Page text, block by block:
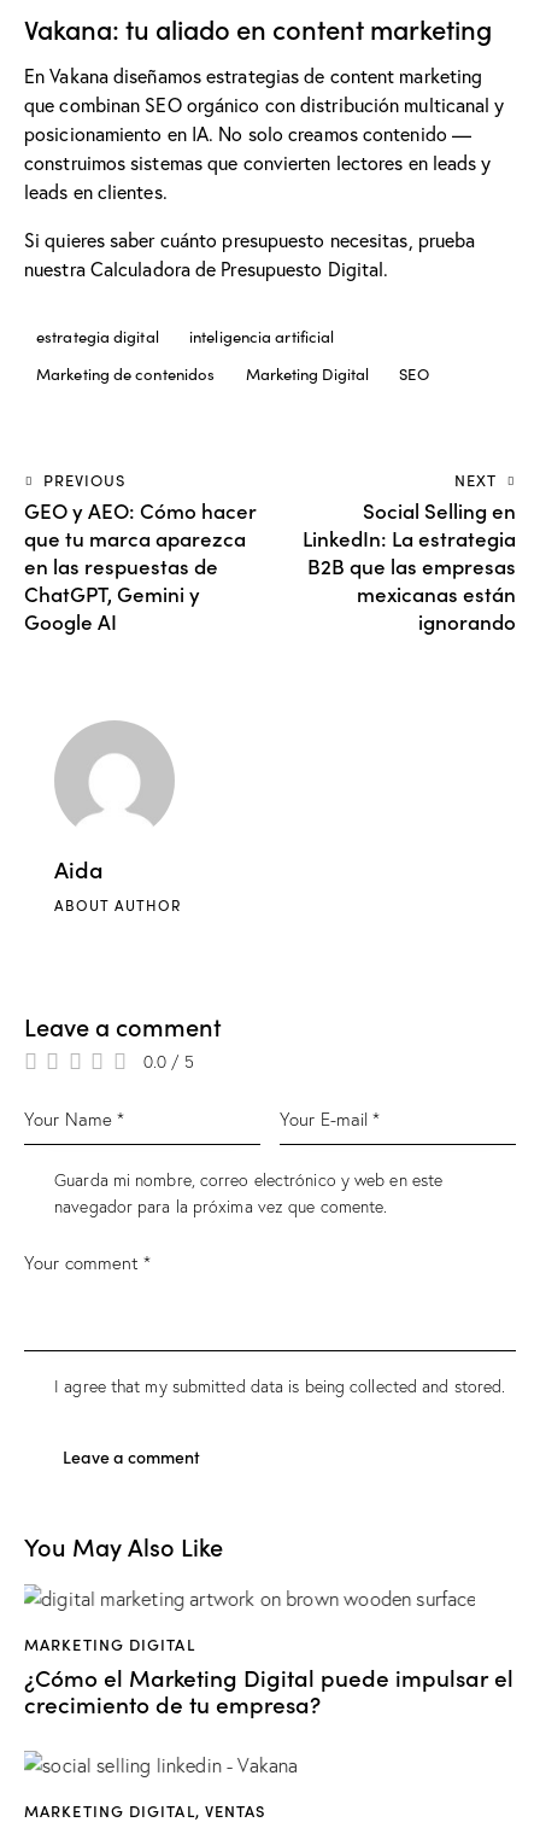
Vakana: tu aliado en content marketing
EnVakanadiseñamos estrategias de content marketing
que combinan SEO orgánico con distribución multicanal y
posicionamiento en IA. No solo creamos contenido —
construimos sistemas que convierten lectores en leads y
leads en clientes.
Si quieres saber cuánto presupuesto necesitas, prueba
nuestra Calculadora de Presupuesto Digital.
estrategia digital
inteligencia artificial
Marketing de contenidos
Marketing Digital SEO
PREVIOUS
GEO y AEO: Cómo hacer
que tu marca aparezca
en las respuestas de
ChatGPT, Gemini y
Google AI
NEXT
Social Selling en
LinkedIn: La estrategia
B2B que las empresas
mexicanas están
ignorando
Aida
ABOUT AUTHOR
Leave a comment
0.0 / 5
Guarda mi nombre, correo electrónico y web en este
navegador para la próxima vez que comente.
I agree that my submitted data is beingcollected and stored
You May Also Like
MARKETING DIGITAL
¿Cómo el Marketing Digital puede impulsar el
crecimiento de tu empresa?
MARKETING DIGITAL, VENTAS